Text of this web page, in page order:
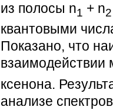
из полосы n1 + n2
квантовыми
Показано, что
взаимодействии
ксенона.
анализе